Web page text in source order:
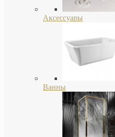
Аксессуары
Ванны